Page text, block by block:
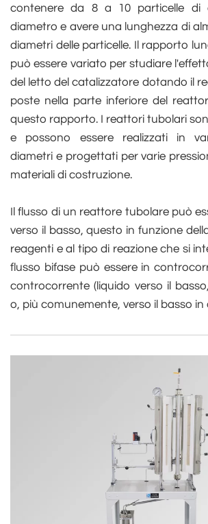
contenere da 8 a 10 particelle di
diametro e avere una lunghezza di
diametri delle particelle. Il rapporto
può essere variato per studiare
del letto del catalizzatore dotando il
poste nella parte inferiore del
questo rapporto. I reattori tubolari
e possono essere realizzati in
diametri e progettati per varie
materiali di costruzione.
Il flusso di un reattore tubolare può
verso il basso, questo in funzione
reagenti e al tipo di reazione che si
flusso bifase può essere in
controcorrente (liquido verso il
o, più comunemente, verso il basso in